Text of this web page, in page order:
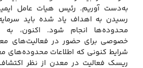
به‌دست آوریم. رئیس هیات عامل
رسیدن به اهداف یاد شده باید
محدوده‌ها انجام شود. اکنون، به
خصوصی برای حضور در فعالیت‌های
شرایط کنونی که اطلاعات محدوده‌های
ریسک فعالیت در معدن از نظر